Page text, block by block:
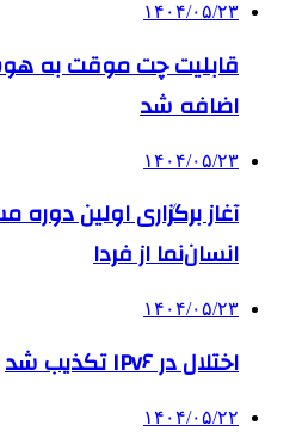
۱۴۰۴/۰۵/۲۳
قابلیت چت موقت به
اضافه شد
۱۴۰۴/۰۵/۲۳
آغاز برگزاری اولین
انسان‌نما از فردا
۱۴۰۴/۰۵/۲۳
اختلال در IPv۶ تکذیب شد
۱۴۰۴/۰۵/۲۲